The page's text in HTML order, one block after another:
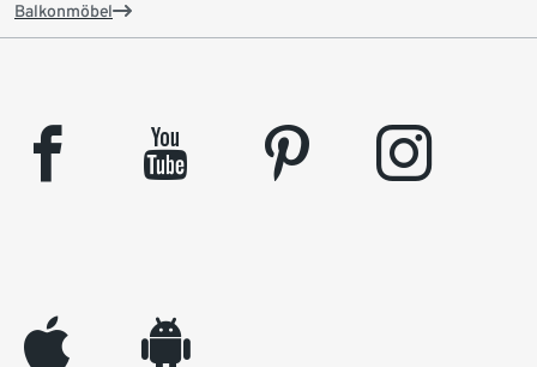
Balkonmöbel
facebook youtube pinterest instagram
appleinc android